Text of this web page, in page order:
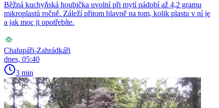
Běžná kuchyňská houbička uvolní při mytí nádobí až 4,2 gramu
mikroplastů ročně. Záleží přitom hlavně na tom, kolik plastu v ní je
a jak moc ji opotřebíte.
Chalupáři-Zahrádkáři
dnes, 05:40
3 min